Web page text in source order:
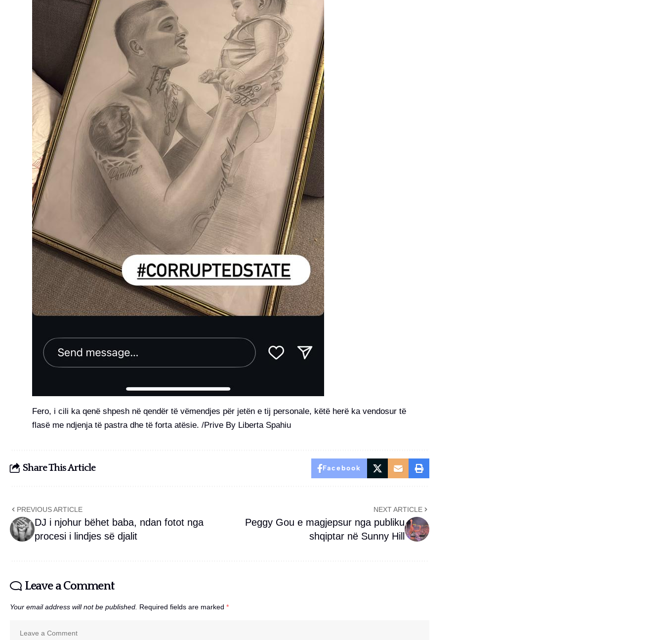
Fero, i cili ka qenë shpesh në qendër të vëmendjes për jetën e tij personale, këtë herë ka vendosur të
flasë me ndjenja të pastra dhe të forta atësie. /Prive By Liberta Spahiu
Share This Article Facebook
PREVIOUS ARTICLE
DJ i njohur bëhet baba, ndan fotot nga
procesi i lindjes së djalit
NEXT ARTICLE
Peggy Gou e magjepsur nga publiku
shqiptar në Sunny Hill
Leave a Comment
Your email address will not be published. Required fields are marked *